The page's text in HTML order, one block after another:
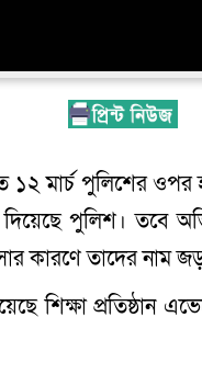
১২ মার্চ পুলিশের
পুলিশ। তবে
কারণে তাদের নাম
শিক্ষা প্রতিষ্ঠান